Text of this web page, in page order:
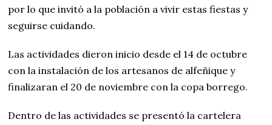
por lo que invitó a la población a vivir estas fiestas y
seguirse cuidando.
Las actividades dieron inicio desde el 14 de octubre
con la instalación de los artesanos de alfeñique y
finalizaran el 20 de noviembre con la copa borrego.
Dentro de las actividades se presentó la cartelera